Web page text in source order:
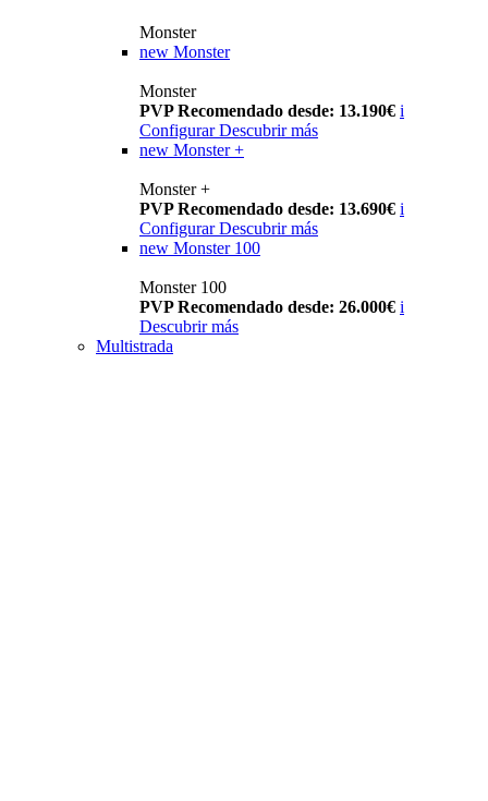
Monster
new Monster
Monster
PVP Recomendado desde: 13.190€ i
Configurar Descubrir más
new Monster +
Monster +
PVP Recomendado desde: 13.690€ i
Configurar Descubrir más
new Monster 100
Monster 100
PVP Recomendado desde: 26.000€ i
Descubrir más
Multistrada